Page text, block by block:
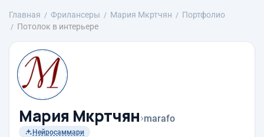
Главная Фрилансеры Mария Мкртчян
Портфолио
Потолок в интерьере
Mария Мкртчян›marafo
Нейросаммари